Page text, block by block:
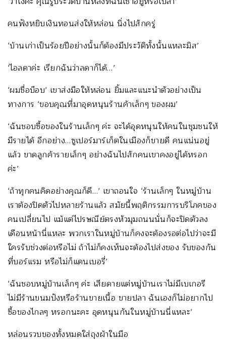
คนฟังหยิบเงินทอนส่งให้หล่อน นิ่งไปสักครู่
‘บ้านเก่าเป็นร้อยปีอย่างนั้นก็ต้องมีประวัติทั้งนั้นแหละมิส’
‘ไอลดาค่ะ เรียกฉันว่าลดาก็ได้…’
‘ผมชื่อบ๊อบ’ เขาส่งมือให้หล่อน ยิ้มและแนะนำตัวอย่างเป็น
ทางการ ‘ขอบคุณที่มาอุดหนุนร้านค้าเล็กๆ ของผม’
‘ฉันชอบซื้อของในร้านเล็กๆ ค่ะ จะได้อุดหนุนให้คนในชุมชนให้
มีรายได้ อีกอย่าง…ซูเปอร์มาร์เก็ตในเมืองก็ขายดี คนแน่นอยู่
แล้ว ขาดลูกค้ารายเล็กๆ อย่างฉันไปสักคนเขาคงอยู่ได้หรอก
ค่ะ’
‘ถ้าทุกคนคิดอย่างคุณก็ดี…’ เขาถอนใจ ‘ร้านเล็กๆ ในหมู่บ้าน
เราต้องปิดตัวไปหลายร้านแล้ว สมัยนี้พฤติกรรมการบริโภคของ
คนเปลี่ยนไป แม้แต่ไปรษณีย์ตรงหัวมุมถนนนั่นก็จะปิดตัวลง
เดือนหน้านี่แหละ พวกเราในหมู่บ้านก็คงจะต้องรอต่อไปว่าจะมี
ใครรับช่วงต่อหรือไม่ ถ้าไม่ก็คงเห็นจะต้องไปส่งของ รับของกัน
ที่บอร์แรม หรือไม่ก็แดนเบอรี่’
‘ฉันชอบหมู่บ้านเล็กๆ ค่ะ เสียดายแต่หมู่บ้านเราไม่มีเบเกอรี
ไม่มีร้านขนมปังหรือร้านขายเนื้อ ขายปลา ฉันเองก็ไม่อยากไป
ซื้อของไกลๆ หรอกนะคะ อุดหนุนกันในหมู่บ้านนี่แหละ’
หล่อนรวบของทั้งหมดใส่ถุงผ้าในมือ